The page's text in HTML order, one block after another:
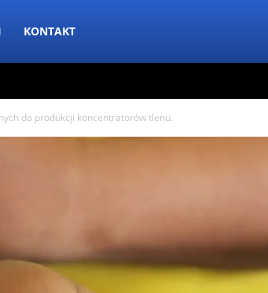
KONTAKT
do produkcji koncentratorów tlenu.